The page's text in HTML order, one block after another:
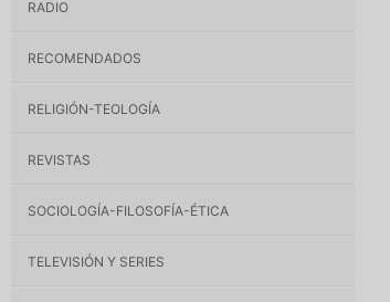
RADIO
RECOMENDADOS
RELIGIÓN-TEOLOGÍA
REVISTAS
SOCIOLOGÍA-FILOSOFÍA-ÉTICA
TELEVISIÓN Y SERIES